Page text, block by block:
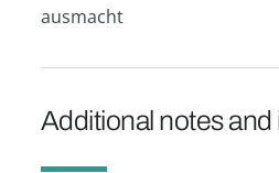
ausmacht
Additional notes